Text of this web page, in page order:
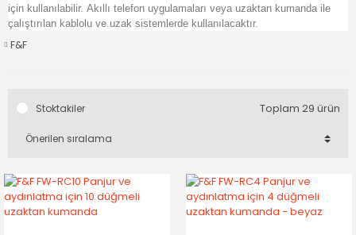
için kullanılabilir. Akıllı telefon uygulamaları veya uzaktan kumanda ile
çalıştırılan kablolu ve uzak sistemlerde kullanılacaktır.
F&F
Stoktakiler Toplam 29 ürün